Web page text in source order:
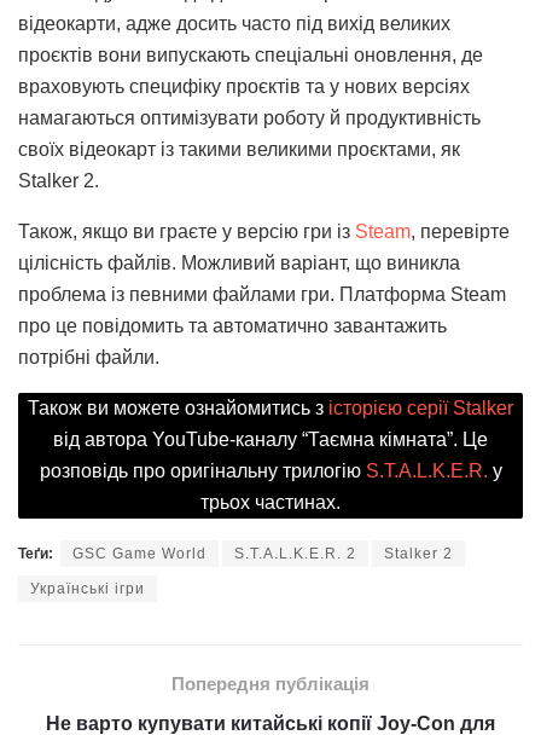
відеокарти, адже досить часто під вихід великих
проєктів вони випускають спеціальні оновлення, де
враховують специфіку проєктів та у нових версіях
намагаються оптимізувати роботу й продуктивність
своїх відеокарт із такими великими проєктами, як
Stalker 2.
Також, якщо ви граєте у версію гри із Steam, перевірте
цілісність файлів. Можливий варіант, що виникла
проблема із певними файлами гри. Платформа Steam
про це повідомить та автоматично завантажить
потрібні файли.
Також ви можете ознайомитись з історією серії Stalker
від автора YouTube-каналу “Таємна кімната”. Це
розповідь про оригінальну трилогію S.T.A.L.K.E.R. у
трьох частинах.
Теґи: GSC Game World S.T.A.L.K.E.R. 2 Stalker 2
Українські ігри
Попередня публікація
Не варто купувати китайські копії Joy-Con для